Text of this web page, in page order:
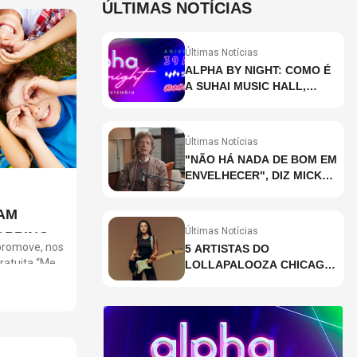
nos
“Meu
para
faz
ÚLTIMAS NOTÍCIAS
Últimas Notícias
ALPHA BY NIGHT: COMO É
A SUHAI MUSIC HALL,
PAULO?
Últimas Notícias
"NÃO HÁ NADA DE BOM EM
ENVELHECER", DIZ MICK
Últimas Notícias
5 ARTISTAS DO
LOLLAPALOOZA CHICAGO